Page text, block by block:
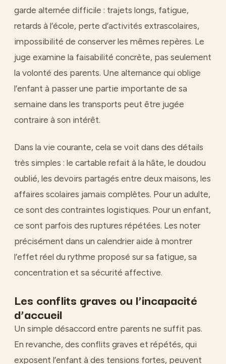
garde alternée difficile : trajets longs, fatigue,
retards à l’école, perte d’activités extrascolaires,
impossibilité de conserver les mêmes repères. Le
juge examine la faisabilité concrète, pas seulement
la volonté des parents. Une alternance qui oblige
l’enfant à passer une partie importante de sa
semaine dans les transports peut être jugée
contraire à son intérêt.
Dans la vie courante, cela se voit dans des détails
très simples : le cartable refait à la hâte, le doudou
oublié, les devoirs partagés entre deux maisons, les
affaires scolaires jamais complètes. Pour un adulte,
ce sont des contraintes logistiques. Pour un enfant,
ce sont parfois des ruptures répétées. Les noter
précisément dans un calendrier aide à montrer
l’effet réel du rythme proposé sur sa fatigue, sa
concentration et sa sécurité affective.
Les conflits graves ou l’incapacité
d’accueil
Un simple désaccord entre parents ne suffit pas.
En revanche, des conflits graves et répétés, qui
exposent l’enfant à des tensions fortes, peuvent